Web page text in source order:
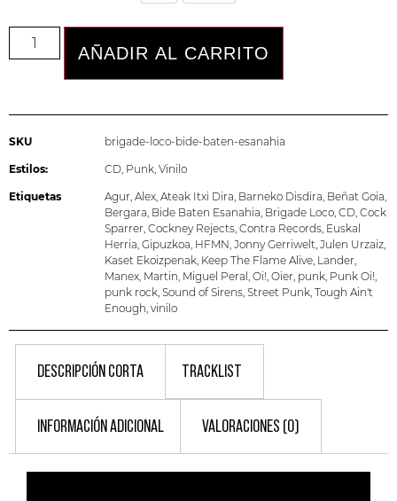
AÑADIR AL CARRITO
SKU brigade-loco-bide-baten-esanahia
Estilos: CD, Punk, Vinilo
Etiquetas Agur, Alex, Ateak Itxi Dira, Barneko Disdira, Beñat Goia,
Bergara, Bide Baten Esanahia, Brigade Loco, CD, Cock
Sparrer, Cockney Rejects, Contra Records, Euskal
Herria, Gipuzkoa, HFMN, Jonny Gerriwelt, Julen Urzaiz,
Kaset Ekoizpenak, Keep The Flame Alive, Lander,
Manex, Martin, Miguel Peral , Oi!, Oier, punk, Punk Oi!,
punk rock, Sound of Sirens, Street Punk, Tough Ain't
Enough, vinilo
DESCRIPCIÓN CORTA TRACKLIST
INFORMACIÓN ADICIONAL VALORACIONES (0)